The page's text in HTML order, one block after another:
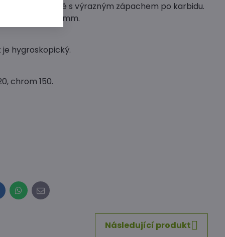
šedé až černé s výrazným zápachem po karbidu.
je 0,3 – 0,9 mm.
hygroskopický.
chrom 150.
WhatsApp
E-
mail
Následující produkt